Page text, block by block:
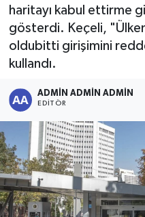
haritayı kabul ettirme
gösterdi. Keçeli,
oldubitti girişimini
kullandı.
ADMİN ADMİN ADMİN
EDITÖR
Magazin
Sağlık
Türkiye